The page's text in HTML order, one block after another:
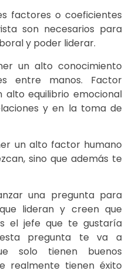
factores o coeficientes
son necesarios para
y poder liderar.
un alto conocimiento
entre manos. Factor
alto equilibrio emocional
y en la toma de
un alto factor humano
sino que además te
una pregunta para
lideran y creen que
el jefe que te gustaría
pregunta te va a
solo tienen buenos
realmente tienen éxito